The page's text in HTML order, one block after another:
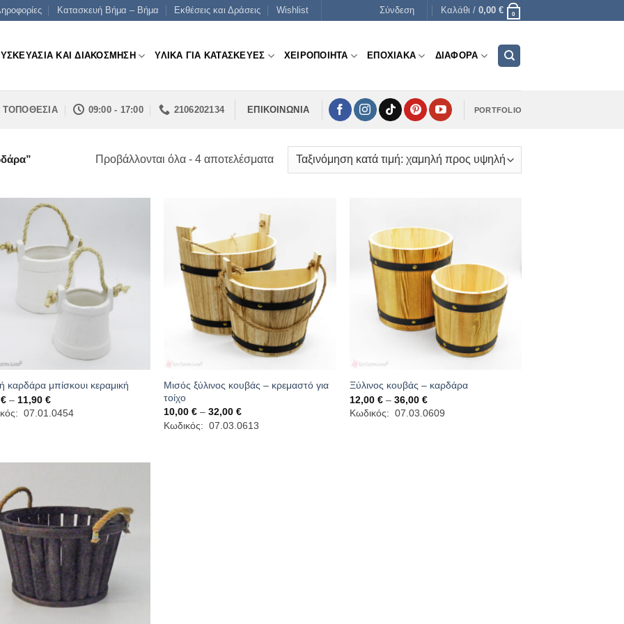
Κατασκευή Βήμα – Βήμα Εκθέσεις και Δράσεις Wishlist Σύνδεση Καλάθι / 0,00 € 0
ΚΑΙ ΔΙΑΚΟΣΜΗΣΗ ΥΛΙΚΑ ΓΙΑ ΚΑΤΑΣΚΕΥΕΣ ΧΕΙΡΟΠΟΙΗΤΑ ΕΠΟΧΙΑΚΑ ΔΙΑΦΟΡΑ
ΤΟΠΟΘΕΣΙΑ 09:00 - 17:00 2106202134 ΕΠΙΚΟΙΝΩΝΙΑ PORTFOLIO
Προβάλλονται όλα - 4 αποτελέσματαSorted
high
καρδάρα μπίσκουι κεραμική
€ – 11,90 €Price
range:
7,90 €
07.01.0454
Μισός ξύλινος κουβάς – κρεμαστό για
τοίχο
10,00€ – 32,00€Price
range:
10,00 €
Κωδικός: 07.03.0613
Ξύλινος κουβάς – καρδάρα
12,00€ – 36,00€Price
range:
12,00 €
Κωδικός: 07.03.0609